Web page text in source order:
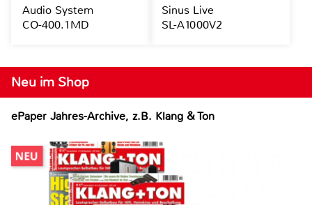
Neu im Shop
ePaper Jahres-Archive, z.B. Klang & Ton
Audio System
CO-400.1MD
Sinus Live
SL-A1000V2